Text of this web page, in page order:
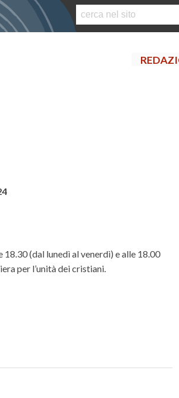
(dal lunedì al venerdì) e alle 18.00
per l’unità dei cristiani.